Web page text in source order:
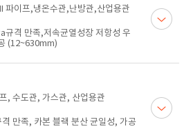
파이프,냉온수관,난방관,산업용관
규격 만족,저속균열성장 저항성 우
(12~630mm)
, 수도관, 가스관, 산업용관
만족, 카본 블랙 분산 균일성, 가공